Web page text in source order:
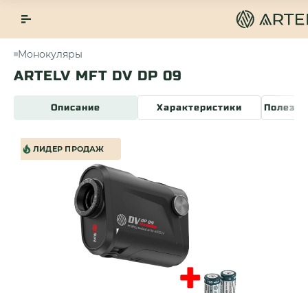
Монокуляры
ARTELV MFT DV DP 09
Описание Характеристики
ЛИДЕР ПРОДАЖ